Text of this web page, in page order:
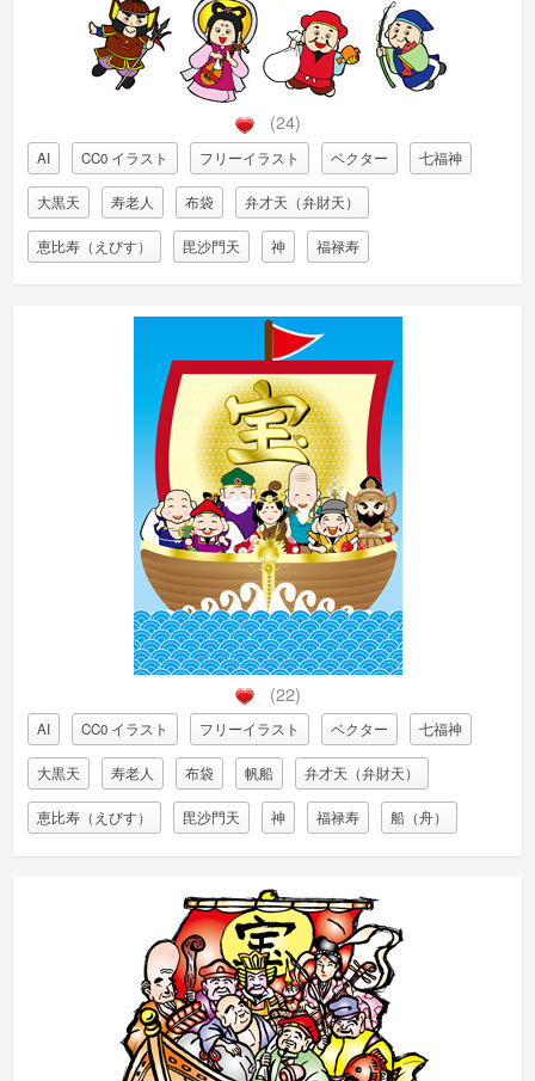
(24)
AI CC0 イラスト フリーイラスト ベクター 七福神
大黒天 寿老人 布袋 弁才天（弁財天）
恵比寿（えびす） 毘沙門天 神 福禄寿
(22)
AI CC0 イラスト フリーイラスト ベクター 七福神
大黒天 寿老人 布袋 帆船 弁才天（弁財天）
恵比寿（えびす） 毘沙門天 神 福禄寿 船（舟）